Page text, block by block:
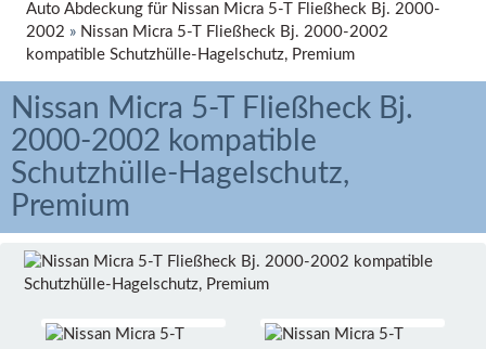
Auto Abdeckung für Nissan Micra 5-T Fließheck Bj. 2000-
2002 » Nissan Micra 5-T Fließheck Bj. 2000-2002
kompatible Schutzhülle-Hagelschutz, Premium
Nissan Micra 5-T Fließheck Bj.
2000-2002 kompatible
Schutzhülle-Hagelschutz,
Premium